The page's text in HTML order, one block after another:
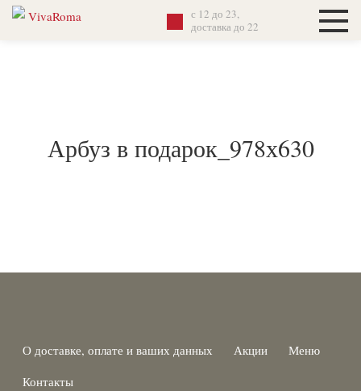
с 12 до 23,
доставка до 22
Арбуз в подарок_978х630
О доставке, оплате и ваших данных Акции
Меню
Контакты